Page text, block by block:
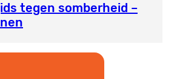
tegen somberheid –